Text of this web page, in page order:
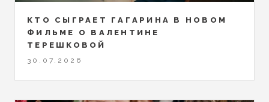
КТО СЫГРАЕТ ГАГАРИНА В НОВОМ
ФИЛЬМЕ О ВАЛЕНТИНЕ
ТЕРЕШКОВОЙ
30.07.2026